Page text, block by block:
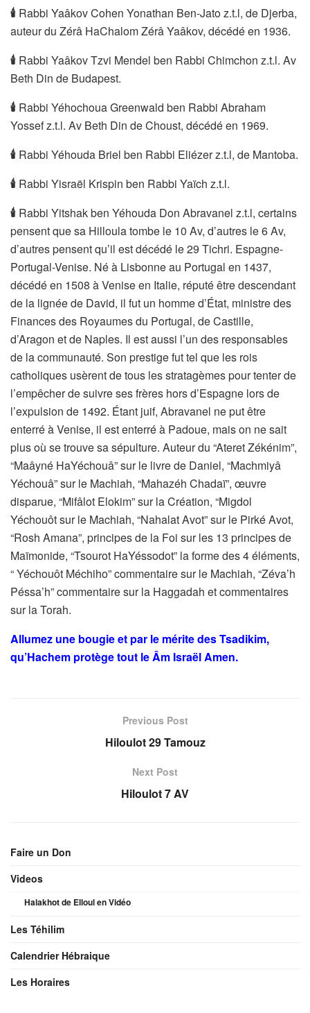
🕯 Rabbi Yaâkov Cohen Yonathan Ben-Jato z.t.l, de Djerba,
auteur du Zérâ HaChalom Zérâ Yaâkov, décédé en 1936.
🕯 Rabbi Yaâkov Tzvi Mendel ben Rabbi Chimchon z.t.l. Av
Beth Din de Budapest.
🕯 Rabbi Yéhochoua Greenwald ben Rabbi Abraham
Yossef z.t.l. Av Beth Din de Choust, décédé en 1969.
🕯 Rabbi Yéhouda Briel ben Rabbi Eliézer z.t.l, de Mantoba.
🕯 Rabbi Yisraël Krispin ben Rabbi Yaïch z.t.l.
🕯 Rabbi Yitshak ben Yéhouda Don Abravanel z.t.l, certains
pensent que sa Hilloula tombe le 10 Av, d’autres le 6 Av,
d’autres pensent qu’il est décédé le 29 Tichri. Espagne-
Portugal-Venise. Né à Lisbonne au Portugal en 1437,
décédé en 1508 à Venise en Italie, réputé être descendant
de la lignée de David, il fut un homme d’État, ministre des
Finances des Royaumes du Portugal, de Castille,
d’Aragon et de Naples. Il est aussi l’un des responsables
de la communauté. Son prestige fut tel que les rois
catholiques usèrent de tous les stratagèmes pour tenter de
l’empêcher de suivre ses frères hors d’Espagne lors de
l’expulsion de 1492. Étant juif, Abravanel ne put être
enterré à Venise, il est enterré à Padoue, mais on ne sait
plus où se trouve sa sépulture. Auteur du “Ateret Zékénim”,
“Maâyné HaYéchouâ” sur le livre de Daniel, “Machmiyâ
Yéchouâ” sur le Machiah, “Mahazéh Chadaï”, œuvre
disparue, “Mifâlot Elokim” sur la Création, “Migdol
Yéchouôt sur le Machiah, “Nahalat Avot” sur le Pirké Avot,
“Rosh Amana”, principes de la Foi sur les 13 principes de
Maïmonide, “Tsourot HaYéssodot” la forme des 4 éléments,
“ Yéchouôt Méchiho” commentaire sur le Machiah, “Zéva’h
Péssa’h” commentaire sur la Haggadah et commentaires
sur la Torah.
Allumez une bougie et par le mérite des Tsadikim,
qu’Hachem protège tout le Âm Israël Amen.
Previous Post
Hiloulot 29 Tamouz
Next Post
Hiloulot 7 AV
Faire un Don
Videos
Halakhot de Elloul en Vidéo
Les Téhilim
Calendrier Hébraique
Les Horaires